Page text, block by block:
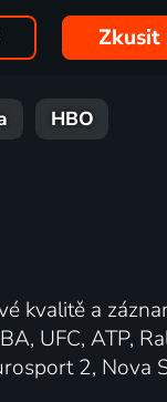
Zkusit
HBO
kvalitě a
UFC, ATP,
2, Nova